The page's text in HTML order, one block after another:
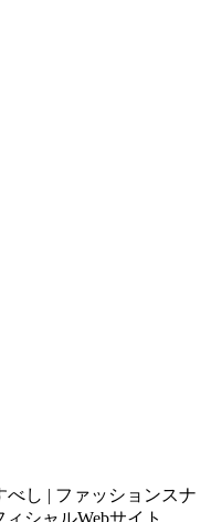
し | ファッションスナ
シャルWebサイト